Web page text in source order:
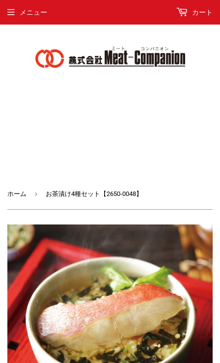
メニュー カート
ホーム › お茶漬け4種セット【2650-0048】